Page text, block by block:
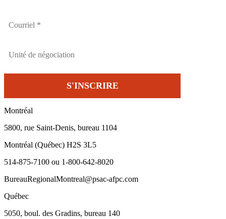
Montréal
5800, rue Saint-Denis, bureau 1104
Montréal (Québec) H2S 3L5
514-875-7100 ou 1-800-642-8020
BureauRegionalMontreal@psac-afpc.com
Québec
5050, boul. des Gradins, bureau 140